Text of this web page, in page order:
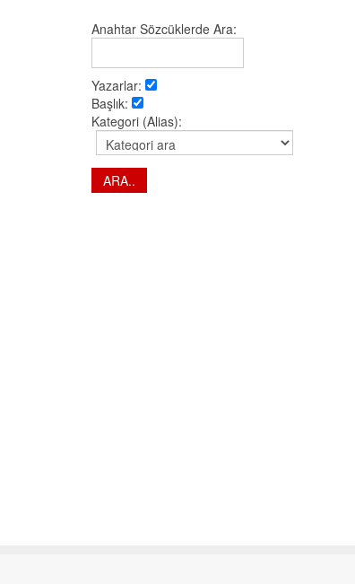
Anahtar Sözcüklerde Ara:
Yazarlar:
Başlık:
Kategori (Alias):